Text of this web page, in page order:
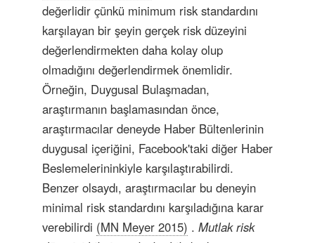
değerlidir çünkü minimum risk standardını
karşılayan bir şeyin gerçek risk düzeyini
değerlendirmekten daha kolay olup
olmadığını değerlendirmek önemlidir.
Örneğin, Duygusal Bulaşmadan,
araştırmanın başlamasından önce,
araştırmacılar deneyde Haber Bültenlerinin
duygusal içeriğini, Facebook'taki diğer Haber
Beslemelerininkiyle karşılaştırabilirdi.
Benzer olsaydı, araştırmacılar bu deneyin
minimal risk standardını karşıladığına karar
verebilirdi (MN Meyer 2015) . Mutlak risk